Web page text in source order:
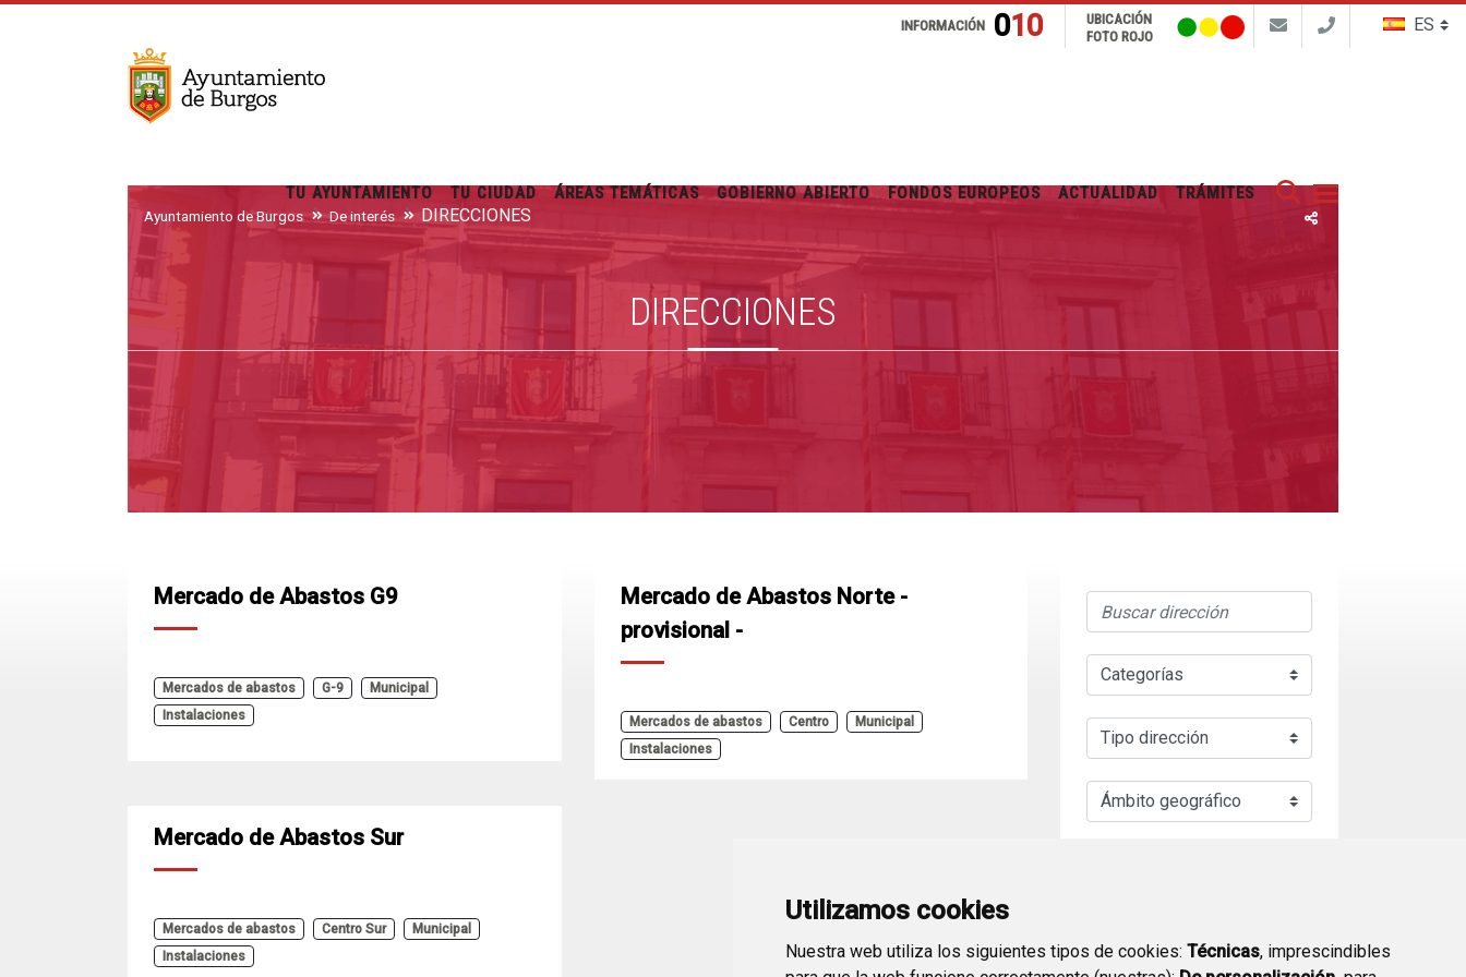
Utilizamos cookies
Nuestra web utiliza los siguientes tipos de cookies: Técnicas, imprescindibles
Buscar
INFORMACIÓN 010
UBICACIÓN
FOTO ROJO
TU AYUNTAMIENTO TU CIUDAD ÁREAS TEMÁTICAS GOBIERNO ABIERTO FONDOS EUROPEOS ACTUALIDAD TRÁMITES
Ayuntamiento de Burgos De interés DIRECCIONES
DIRECCIONES
Mercado de Abastos G9
Mercados de abastos G-9
Municipal
Instalaciones
Mercado de Abastos Norte -
provisional -
Mercados de abastos Centro
Municipal
Instalaciones
Mercado de Abastos Sur
Mercados de abastos Centro Sur
Municipal
Instalaciones